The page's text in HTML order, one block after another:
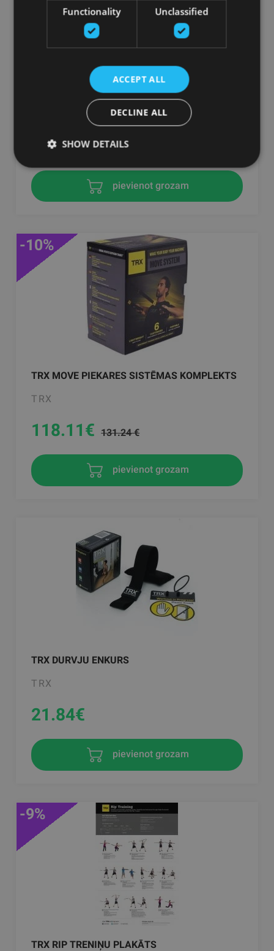
TRX PRO 4 PIEKARES SISTĒMAS KOMPLEKTS
228.38€ 253.75 €
pievienot grozam
TRX MOVE PIEKARES SISTĒMAS KOMPLEKTS
TRX
-10%
118.11€ 131.24 €
pievienot grozam
TRX DURVJU ENKURS
TRX
21.84€
pievienot grozam
TRX RIP TRENIŅU PLAKĀTS
-9%
Functionality Unclassified
ACCEPT ALL
DECLINE ALL
SHOW DETAILS